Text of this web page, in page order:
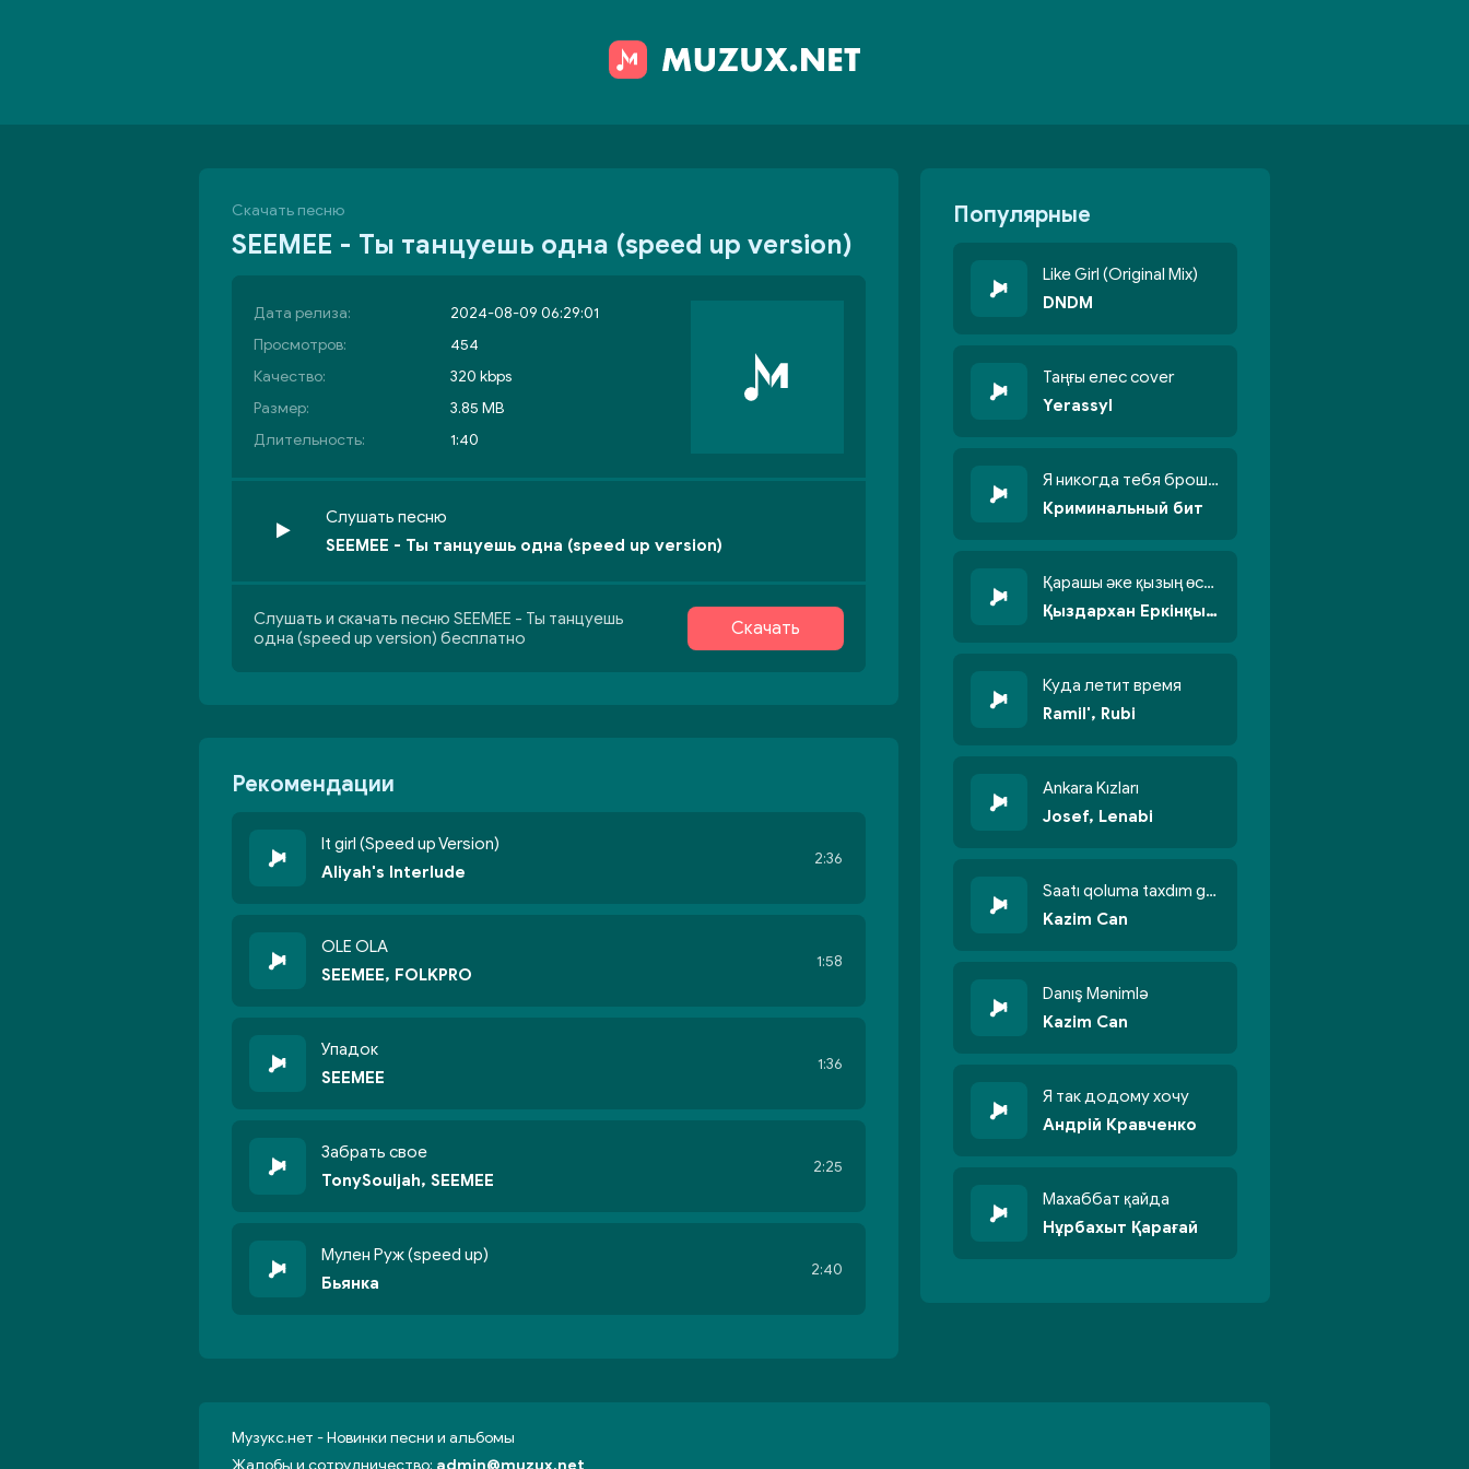
Скачать песню
SEEMEE - Ты танцуешь одна (speed up version)
Дата релиза:
2024-08-09 06:29:01
Просмотров:
454
Качество:
320 kbps
Размер:
3.85 MB
Длительность:
1:40
Слушать песню
SEEMEE - Ты танцуешь одна (speed up version)
Слушать и скачать песню SEEMEE - Ты танцуешь
одна (speed up version) бесплатно
Скачать
Рекомендации
It girl (Speed up Version)
Aliyah's Interlude
2:36
OLE OLA
SEEMEE, FOLKPRO
1:58
Упадок
SEEMEE
1:36
Забрать свое
TonySouljah, SEEMEE
2:25
Мулен Руж (speed up)
Бьянка
2:40
Популярные
Like Girl (Original Mix)
DNDM
Таңғы елес cover
Yerassyl
Я никогда тебя брошу никогда не кину
Криминальный бит
Қарашы әке қызың өсті бойжеттіп
Қыздархан Еркінқызы
Куда летит время
Ramil', Rubi
Ankara Kızları
Josef, Lenabi
Saatı qoluma taxdım göyün üzünə qalxdım
Kazim Can
Danış Mənimlə
Kazim Can
Я так додому хочу
Андрій Кравченко
Махаббат қайда
Нұрбахыт Қарағай
Музукс.нет - Новинки песни и альбомы
Жалобы и сотрудничество: admin@muzux.net